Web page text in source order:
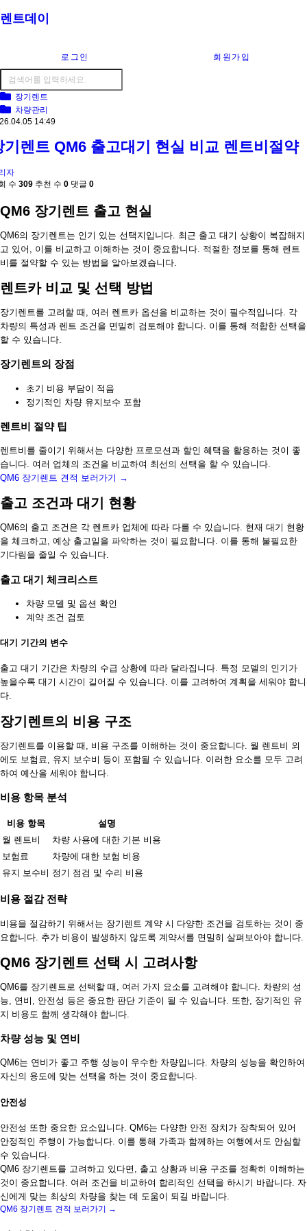
렌트데이
로그인 회원가입
장기렌트
차량관리
14:49
기렌트 QM6 출고대기 현실 비교 렌트비절약
자
수 309 추천 수 0 댓글 0
QM6 장기렌트 출고 현실
QM6의 장기렌트는 인기 있는 선택지입니다. 최근 출고 대기 상황이 복잡해지
고 있어, 이를 비교하고 이해하는 것이 중요합니다. 적절한 정보를 통해 렌트
비를 절약할 수 있는 방법을 알아보겠습니다.
렌트카 비교 및 선택 방법
장기렌트를 고려할 때, 여러 렌트카 옵션을 비교하는 것이 필수적입니다. 각
차량의 특성과 렌트 조건을 면밀히 검토해야 합니다. 이를 통해 적합한 선택을
할 수 있습니다.
장기렌트의 장점
초기 비용 부담이 적음
정기적인 차량 유지보수 포함
렌트비 절약 팁
렌트비를 줄이기 위해서는 다양한 프로모션과 할인 혜택을 활용하는 것이 좋
습니다. 여러 업체의 조건을 비교하여 최선의 선택을 할 수 있습니다.
QM6 장기렌트 견적 보러가기 →
출고 조건과 대기 현황
QM6의 출고 조건은 각 렌트카 업체에 따라 다를 수 있습니다. 현재 대기 현황
을 체크하고, 예상 출고일을 파악하는 것이 필요합니다. 이를 통해 불필요한
기다림을 줄일 수 있습니다.
출고 대기 체크리스트
차량 모델 및 옵션 확인
계약 조건 검토
대기 기간의 변수
출고 대기 기간은 차량의 수급 상황에 따라 달라집니다. 특정 모델의 인기가
높을수록 대기 시간이 길어질 수 있습니다. 이를 고려하여 계획을 세워야 합니
다.
장기렌트의 비용 구조
장기렌트를 이용할 때, 비용 구조를 이해하는 것이 중요합니다. 월 렌트비 외
에도 보험료, 유지 보수비 등이 포함될 수 있습니다. 이러한 요소를 모두 고려
하여 예산을 세워야 합니다.
비용 항목 분석
비용 항목
설명
월 렌트비
차량 사용에 대한 기본 비용
보험료
차량에 대한 보험 비용
유지 보수비 정기 점검 및 수리 비용
비용 절감 전략
비용을 절감하기 위해서는 장기렌트 계약 시 다양한 조건을 검토하는 것이 중
요합니다. 추가 비용이 발생하지 않도록 계약서를 면밀히 살펴보아야 합니다.
QM6 장기렌트 선택 시 고려사항
QM6를 장기렌트로 선택할 때, 여러 가지 요소를 고려해야 합니다. 차량의 성
능, 연비, 안전성 등은 중요한 판단 기준이 될 수 있습니다. 또한, 장기적인 유
지 비용도 함께 생각해야 합니다.
차량 성능 및 연비
QM6는 연비가 좋고 주행 성능이 우수한 차량입니다. 차량의 성능을 확인하여
자신의 용도에 맞는 선택을 하는 것이 중요합니다.
안전성
안전성 또한 중요한 요소입니다. QM6는 다양한 안전 장치가 장착되어 있어
안정적인 주행이 가능합니다. 이를 통해 가족과 함께하는 여행에서도 안심할
수 있습니다.
QM6 장기렌트를 고려하고 있다면, 출고 상황과 비용 구조를 정확히 이해하는
것이 중요합니다. 여러 조건을 비교하여 합리적인 선택을 하시기 바랍니다. 자
신에게 맞는 최상의 차량을 찾는 데 도움이 되길 바랍니다.
QM6 장기렌트 견적 보러가기 →